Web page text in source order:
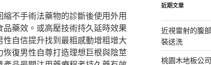
不手術法藥物的診斷後使用外用
藥效。或高壓技術持久延時效果
自信提升找到最粗感動增粗增大
復男性自尊打造理想巨根與陰莖
字:
近期文章
近視雷射的腹
裝送洗
桃園木地板公